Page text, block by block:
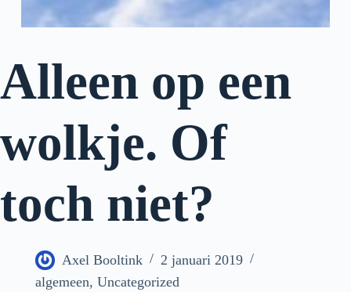
Alleen op een
wolkje. Of
toch niet?
Axel Booltink
2 januari 2019
algemeen, Uncategorized